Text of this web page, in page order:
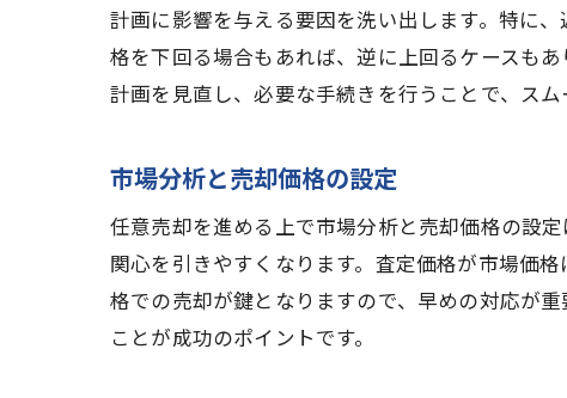
計画に影響を与える要因を洗い出します。特に
格を下回る場合もあれば、逆に上回るケースも
計画を見直し、必要な手続きを行うことで、ス
市場分析と売却価格の設定
任意売却を進める上で市場分析と売却価格の設
関心を引きやすくなります。査定価格が市場価
格での売却が鍵となりますので、早めの対応が
ことが成功のポイントです。